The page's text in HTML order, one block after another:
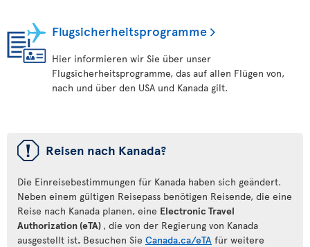
Flugsicherheitsprogramme
Hier informieren wir Sie über unser
Flugsicherheitsprogramme, das auf allen Flügen von,
nach und über den USA und Kanada gilt.
ü Reisen nach Kanada?
Die Einreisebestimmungen für Kanada haben sich geändert.
Neben einem gültigen Reisepass benötigen Reisende, die eine
Reise nach Kanada planen, eine Electronic Travel
Authorization (eTA) , die von der Regierung von Kanada
ausgestellt ist. Besuchen Sie Canada.ca/eTA für weitere